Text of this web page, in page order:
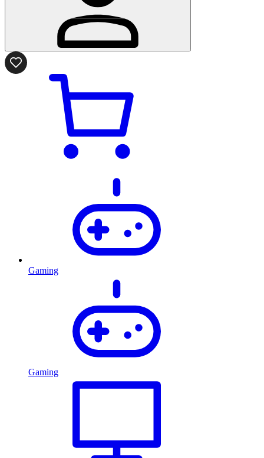
Gaming
Gaming